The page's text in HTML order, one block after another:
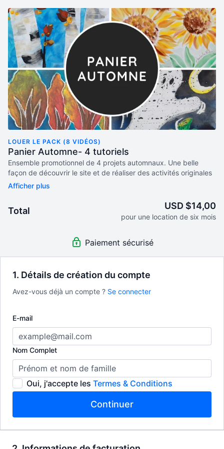
1. Détails de création du compte
Avez-vous déjà un compte ? Se connecter
E-mail
Nom Complet
Oui, j'accepte les Termes & Conditions
Continuer
LOUER LE PACK (8 VIDÉOS)
Panier Automne- 4 tutoriels
Ensemble promotionnel de 4 projets automnaux. Une belle
façon de découvrir le site et de réaliser des activités originales
en arts plastiques! Le panier contient les projets suivants:
Bouleaux (Acrylique) Tournesols (Aquarelle ou gouache en
pastilles) Arbres d'automne (Pastel) Fantôme et citrouille
(Pastel et gouache en pastilles) Bonus: Trucs et
astuces/Gouache et acrylique Trucs et astuces/Aquarelle Trucs
en connaître un peu plus sur ces médiums. 8 vidéos pour 20$
Total USD $14,00
pour une location de six mois
Paiement sécurisé